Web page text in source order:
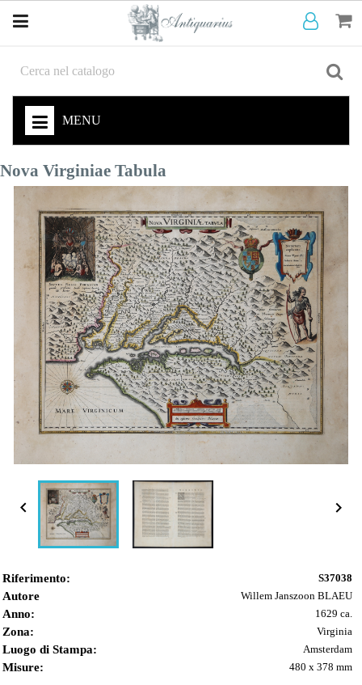
MENU
Nova Virginiae Tabula
 
Riferimento: S37038
Autore Willem Janszoon BLAEU
Anno: 1629 ca.
Zona: Virginia
Luogo di Stampa: Amsterdam
Misure: 480 x 378 mm